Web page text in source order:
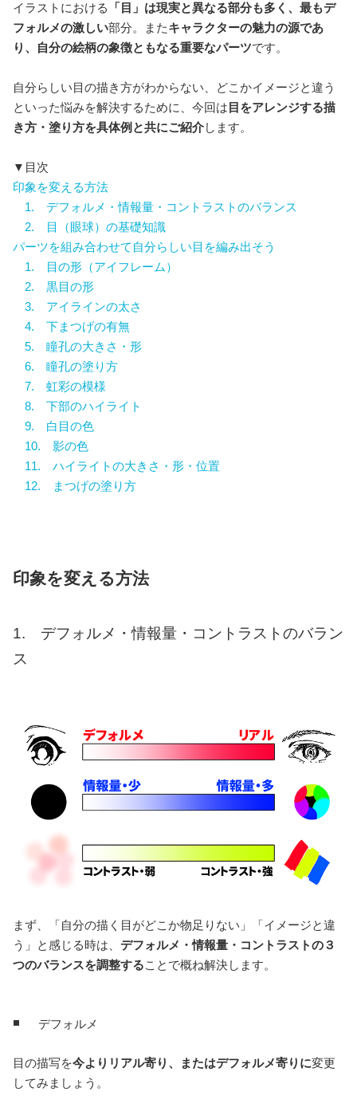
イラストにおける
「目」は現実と異なる部分も多く、最もデ
フォルメの激しい部分。またキャラクターの魅力の源であ
り、自分の絵柄の象徴ともなる重要なパーツです。
自分らしい目の描き方がわからない、どこかイメージと違う
といった悩みを解決するために、今回は 目をアレンジする描
き方・塗り方を具体例と共にご紹介します。
▼目次
印象を変える方法
1. デフォルメ・情報量・コントラストのバランス
2. 目（眼球）の基礎知識
パーツを組み合わせて自分らしい目を編み出そう
1. 目の形（アイフレーム）
2. 黒目の形
3. アイラインの太さ
4. 下まつげの有無
5. 瞳孔の大きさ・形
6. 瞳孔の塗り方
7. 虹彩の模様
8. 下部のハイライト
9. 白目の色
10. 影の色
11. ハイライトの大きさ・形・位置
12. まつげの塗り方
印象を変える方法
1. デフォルメ・情報量・コントラストのバラン
ス
まず、「自分の描く目がどこか物足りない」「イメージと違
う」と感じる時は、 デフォルメ・情報量・コントラストの３
つのバランスを調整することで概ね解決します。
デフォルメ
目の描写を今よりリアル寄り、またはデフォルメ寄りに変更
してみましょう。